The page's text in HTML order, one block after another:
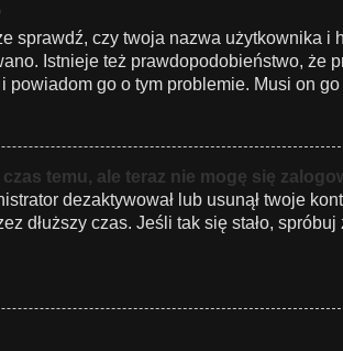
sprawdź, czy twoja nazwa użytkownika i
Istnieje też prawdopodobieństwo, że
powiadom go o tym problemie. Musi on
temu, ale teraz nie mogę się
dezaktywował lub usunął twoje
dłuższy czas. Jeśli tak się stało,